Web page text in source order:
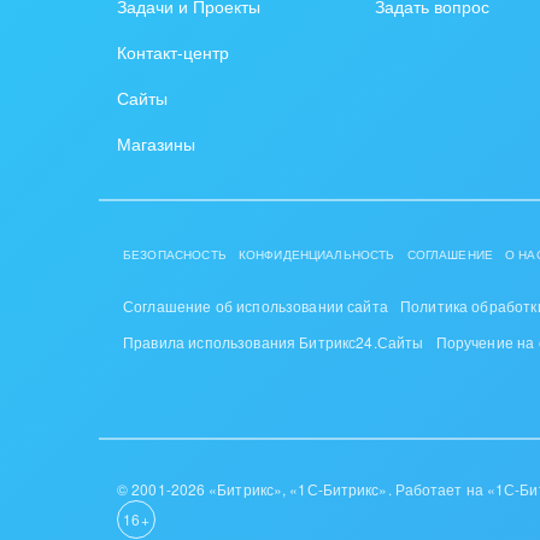
Задачи и Проекты
Контакт-центр
Сайты
Магазины
Задать вопрос
БЕЗОПАСНОСТЬ КОНФИДЕНЦИАЛЬНОСТЬ СОГЛАШЕНИЕ О
Соглашение об использовании сайта
Политика
Правила использования Битрикс24.Сайты
Поручение на
© 2001-2026 «Битрикс», «1С-Битрикс». Работает на «1С-
16+